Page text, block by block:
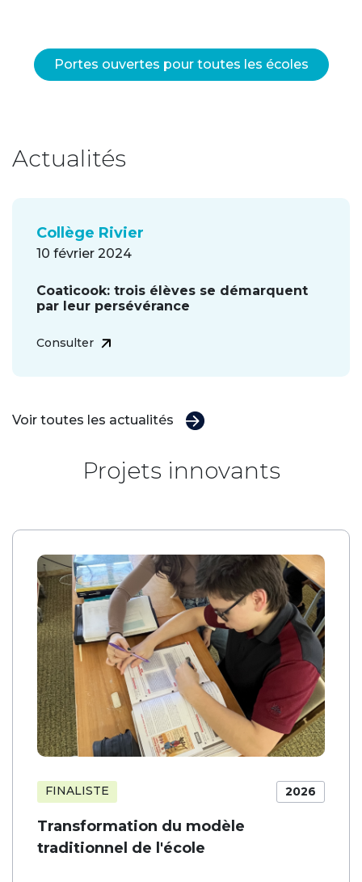
Portes ouvertes pour toutes les écoles
Actualités
Voir toutes les actualités
Collège Rivier
10 février 2024
Coaticook: trois élèves se démarquent
par leur persévérance
Consulter
Projets innovants
2026
FINALISTE
Transformation du modèle
traditionnel de l'école